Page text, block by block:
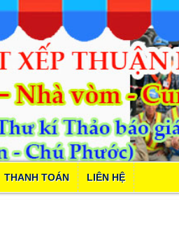
THANH TOÁN LIÊN HỆ